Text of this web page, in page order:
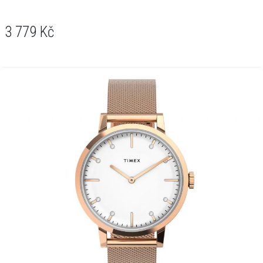
3 779 Kč